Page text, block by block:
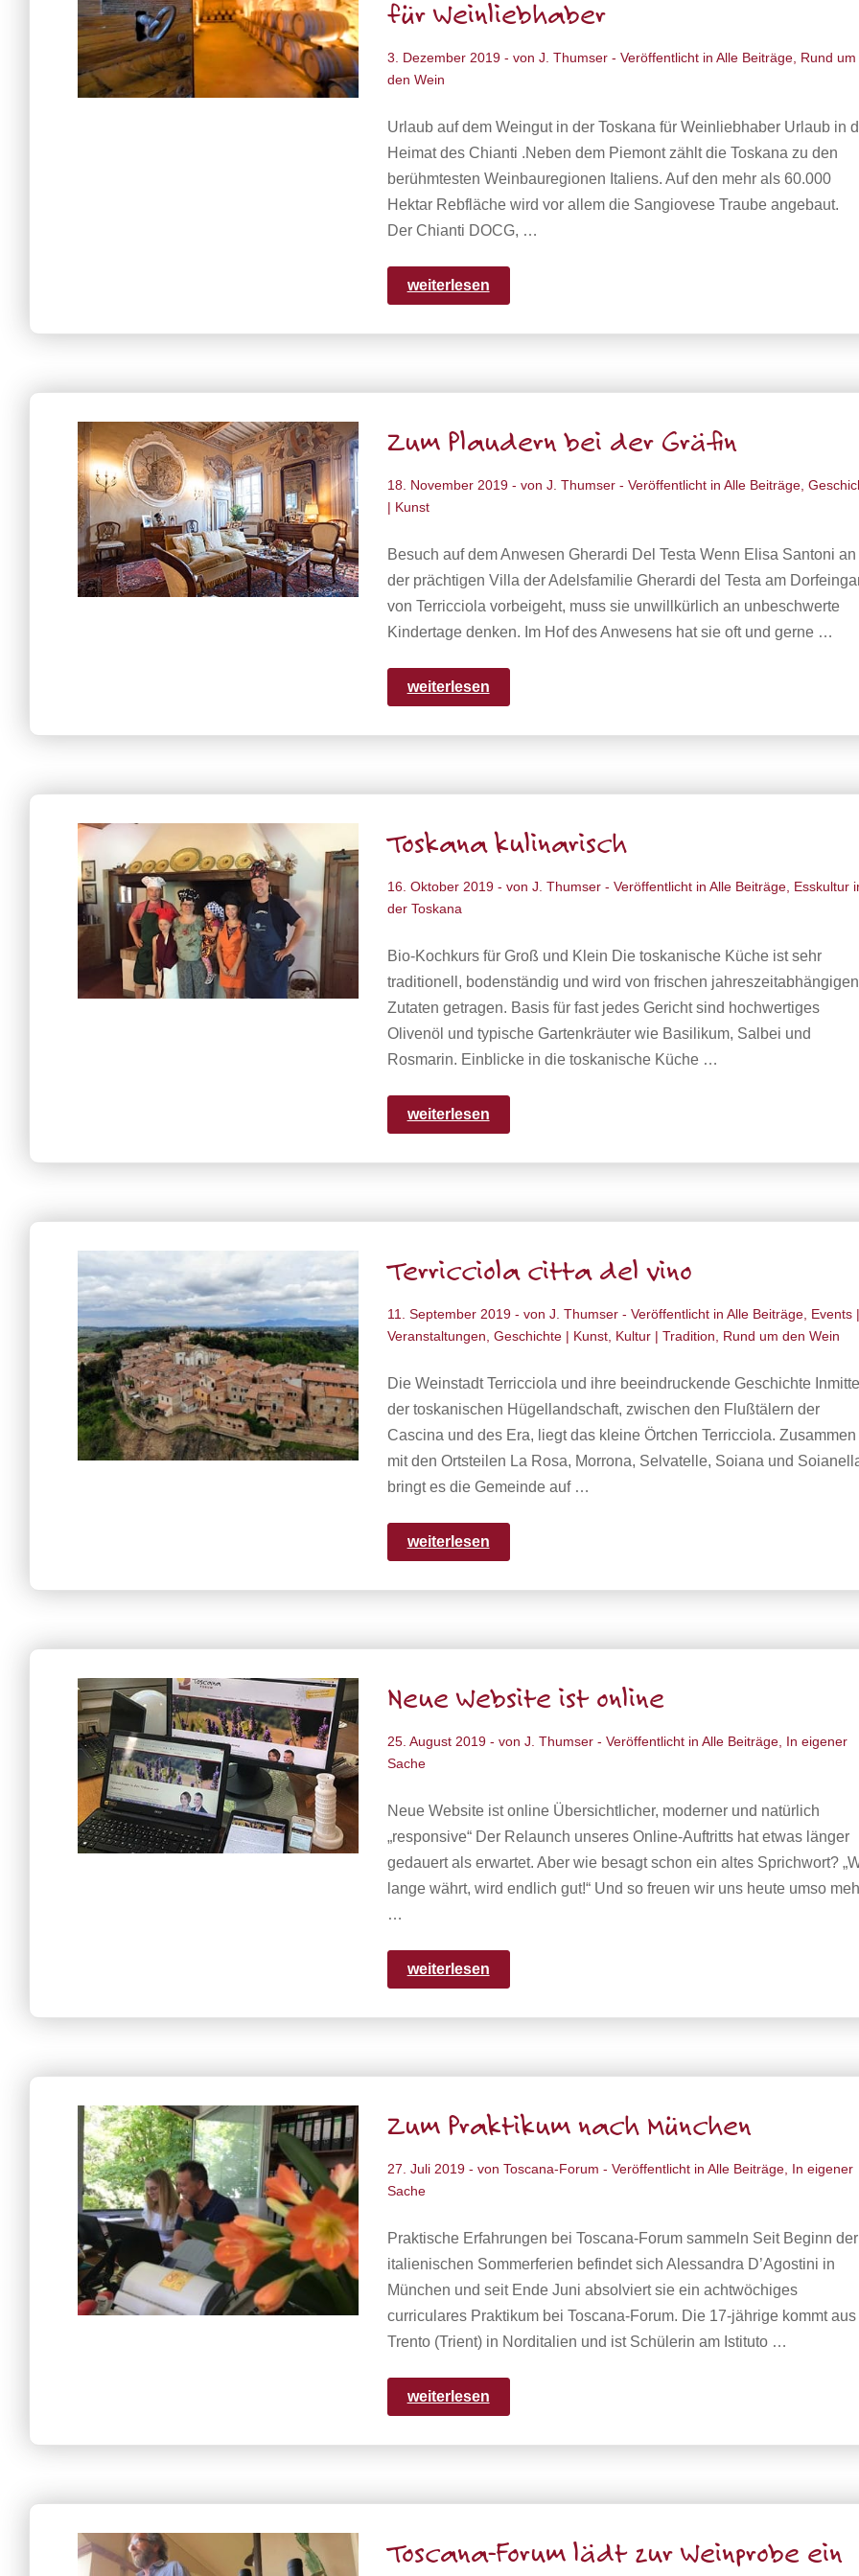
für Weinliebhaber
3. Dezember 2019- von J. Thumser- Veröffentlicht in Alle Beiträge, Rund um
den Wein
Urlaub auf dem Weingut in der Toskana für Weinliebhaber Urlaub in
Heimat des Chianti .Neben dem Piemont zählt die Toskana zu den
berühmtesten Weinbauregionen Italiens. Auf den mehr als 60.000
Hektar Rebfläche wird vor allem die Sangiovese Traube angebaut.
Der Chianti DOCG, …
weiterlesen
Zum Plaudern bei der Gräfin
18. November 2019- von J. Thumser- Veröffentlicht in Alle Beiträge,
| Kunst
Besuch auf dem Anwesen Gherardi Del Testa Wenn Elisa Santoni an
der prächtigen Villa der Adelsfamilie Gherardi del Testa am
von Terricciola vorbeigeht, muss sie unwillkürlich an unbeschwerte
Kindertage denken. Im Hof des Anwesens hat sie oft und gerne …
weiterlesen
Toskana kulinarisch
16. Oktober 2019- von J. Thumser- Veröffentlicht in Alle Beiträge, Esskultur
der Toskana
Bio-Kochkurs für Groß und Klein Die toskanische Küche ist sehr
traditionell, bodenständig und wird von frischen jahreszeitabhängigen
Zutaten getragen. Basis für fast jedes Gericht sind hochwertiges
Olivenöl und typische Gartenkräuter wie Basilikum, Salbei und
Rosmarin. Einblicke in die toskanische Küche …
weiterlesen
Terricciola citta del vino
11. September 2019- von J. Thumser- Veröffentlicht in Alle Beiträge, Events |
Veranstaltungen, Geschichte | Kunst, Kultur | Tradition, Rund um den Wein
Die Weinstadt Terricciola und ihre beeindruckende Geschichte
der toskanischen Hügellandschaft, zwischen den Flußtälern der
Cascina und des Era, liegt das kleine Örtchen Terricciola. Zusammen
mit den Ortsteilen La Rosa, Morrona, Selvatelle, Soiana und
bringt es die Gemeinde auf …
weiterlesen
Neue Website ist online
25. August 2019- von J. Thumser- Veröffentlicht in Alle Beiträge,
In eigener
Sache
Neue Website ist online Übersichtlicher, moderner und natürlich
„responsive“ Der Relaunch unseres Online-Auftritts hat etwas länger
gedauert als erwartet. Aber wie besagt schon ein altes Sprichwort?
lange währt, wird endlich gut!“ Und so freuen wir uns heute umso
…
weiterlesen
Zum Praktikum nach München
27. Juli 2019- von Toscana-Forum - Veröffentlicht in Alle Beiträge,
In eigener
Sache
Praktische Erfahrungen bei Toscana-Forum sammeln Seit Beginn der
italienischen Sommerferien befindet sich Alessandra D’Agostini in
München und seit Ende Juni absolviert sie ein achtwöchiges
curriculares Praktikum bei Toscana-Forum. Die 17-jährige kommt aus
Trento (Trient) in Norditalien und ist Schülerin am Istituto …
weiterlesen
Toscana-Forum lädt zur Weinprobe ein